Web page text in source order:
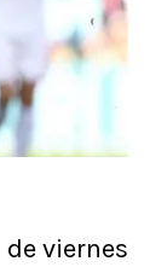
viernes